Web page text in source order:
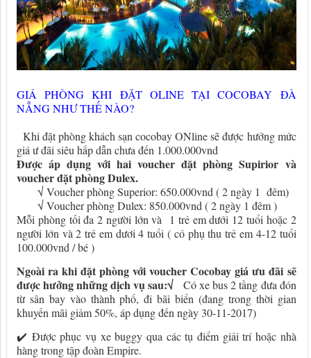
GIÁ PHÒNG KHI ĐẶT OLINE TẠI COCOBAY ĐÀ
NẴNG NHƯ THẾ NÀO?
Khi đặt phòng khách sạn cocobay ONline sẽ được hưởng mức
giá ư đãi siêu hấp dẫn chưa đến 1.000.000vnd
Được áp dụng với hai voucher đặt phòng Supirior và
voucher đặt phòng Dulex.
√ Voucher phòng Superior: 650.000vnd ( 2 ngày 1 đêm)
√ Voucher phòng Dulex: 850.000vnd ( 2 ngày 1 đêm )
Mỗi phòng tối đa 2 người lớn và 1 trẻ em dưới 12 tuổi hoặc 2
người lớn và 2 trẻ em dươi 4 tuổi ( có phụ thu trẻ em 4-12 tuổi
100.000vnd / bé )
Ngoài ra khi đặt phòng với voucher Cocobay giá ưu đãi sẽ
được hưởng những dịch vụ sau:√Có xe bus 2 tầng đưa đón
từ sân bay vào thành phố, đi bãi biển (đang trong thời gian
khuyến mãi giảm 50%, áp dụng đến ngày 30-11-2017)
✔️ Được phục vụ xe buggy qua các tụ điểm giải trí hoặc nhà
hàng trong tập đoàn Empire.